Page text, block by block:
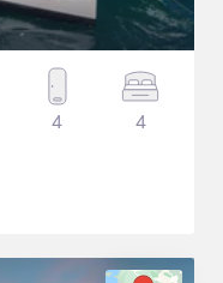
4 4